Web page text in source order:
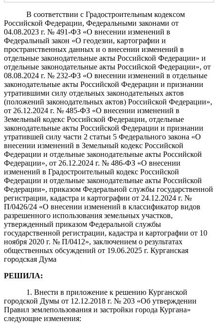
В соответствии с Градостроительным кодексом
Российской Федерации, Федеральными законами от
04.08.2023 г. № 491-ФЗ «О внесении изменений в
Федеральный закон «О геодезии, картографии и
пространственных данных и о внесении изменений в
отдельные законодательные акты Российской Федерации» и
отдельные законодательные акты Российской Федерации», от
08.08.2024 г. № 232-ФЗ «О внесении изменений в отдельные
законодательные акты Российской Федерации и признании
утратившими силу отдельных законодательных актов
(положений законодательных актов) Российской Федерации»,
от 26.12.2024 г. № 485-ФЗ «О внесении изменений в
Земельный кодекс Российской Федерации, отдельные
законодательные акты Российской Федерации и признании
утратившей силу части 2 статьи 5 Федерального закона «О
внесении изменений в Земельный кодекс Российской
Федерации и отдельные законодательные акты Российской
Федерации», от 26.12.2024 г. № 486-ФЗ «О внесении
изменений в Градостроительный кодекс Российской
Федерации и отдельные законодательные акты Российской
Федерации», приказом Федеральной службы государственной
регистрации, кадастра и картографии от 24.12.2024 г. №
П/0426/24 «О внесении изменений в классификатор видов
разрешенного использования земельных участков,
утвержденный приказом Федеральной службы
государственной регистрации, кадастра и картографии от 10
ноября 2020 г. № П/0412», заключением о результатах
общественных обсуждений от 19.06.2025 г. Курганская
городская Дума
РЕШИЛА:
1. Внести в приложение к решению Курганской
городской Думы от 12.12.2018 г. № 203 «Об утверждении
Правил землепользования и застройки города Кургана»
следующие изменения: